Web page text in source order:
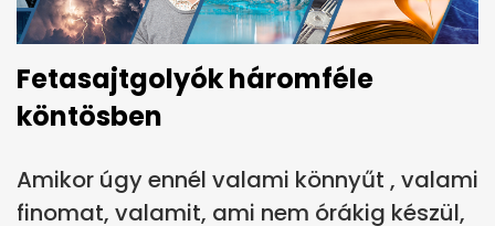
Fetasajtgolyók háromféle
köntösben
Amikor úgy ennél valami könnyűt , valami
finomat, valamit, ami nem órákig készül,